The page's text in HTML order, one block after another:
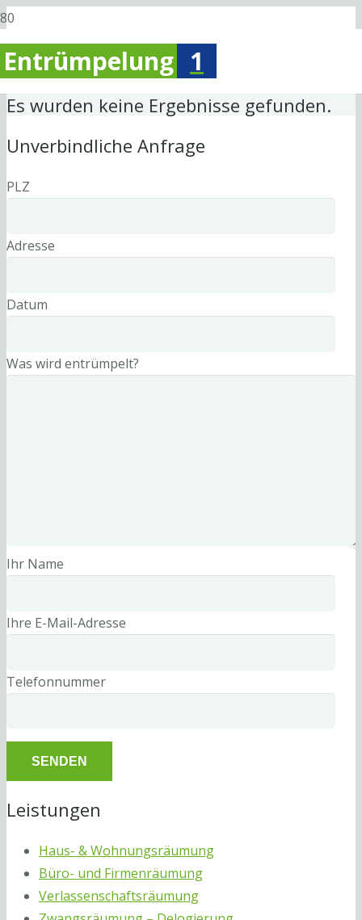
Entrümpelung 1
Es wurden keine Ergebnisse gefunden.
Unverbindliche Anfrage
PLZ
Adresse
Datum
Was wird entrümpelt?
Ihr Name
Ihre E-Mail-Adresse
Telefonnummer
Leistungen
Haus- & Wohnungsräumung
Büro- und Firmenräumung
Verlassenschaftsräumung